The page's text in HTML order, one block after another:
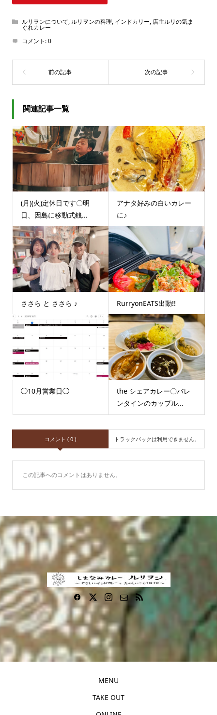
ルリヲンについて, ルリヲンの料理, インドカリー, 店主ルリの気ま
ぐれカレー
コメント:0
関連記事一覧
(月)(火)定休日です〇明
日、因島に移動式銭...
アナタ好みの白いカレー
に♪
ささら と ささら ♪ RurryonEATS出動!!
◯10月営業日◯
the シェアカレー〇バレ
ンタインのカップル...
コメント ( 0 ) トラックバックは利用できません。
この記事へのコメントはありません。
MENU
TAKE OUT